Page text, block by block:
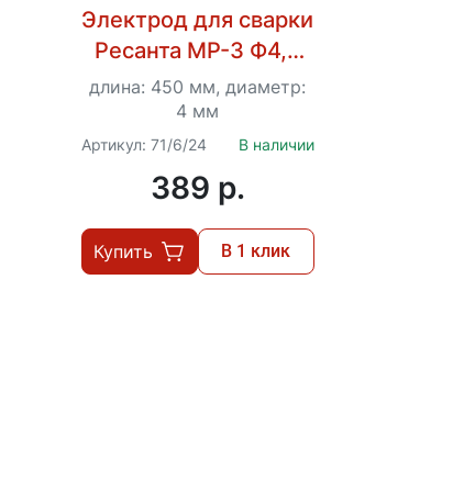
Электрод для сварки
Ресанта МР-3 Ф4,0
Пачка 1 кг
длина: 450 мм, диаметр:
4 мм
Артикул: 71/6/24 В наличии
389 p.
Купить В 1 клик